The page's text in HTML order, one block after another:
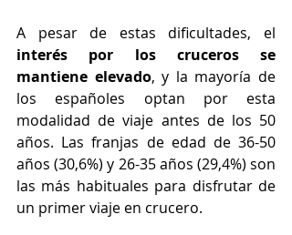
interés por los cruceros se
mantiene elevado, y la mayoría de
los españoles optan por esta
modalidad de viaje antes de los 50
años. Las franjas de edad de 36-50
años (30,6%) y 26-35 años (29,4%) son
las más habituales para disfrutar de
un primer viaje en crucero.